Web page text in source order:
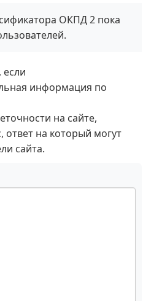
ОКПД 2 пока
информация по
на сайте,
ответ на который могут
сайта.